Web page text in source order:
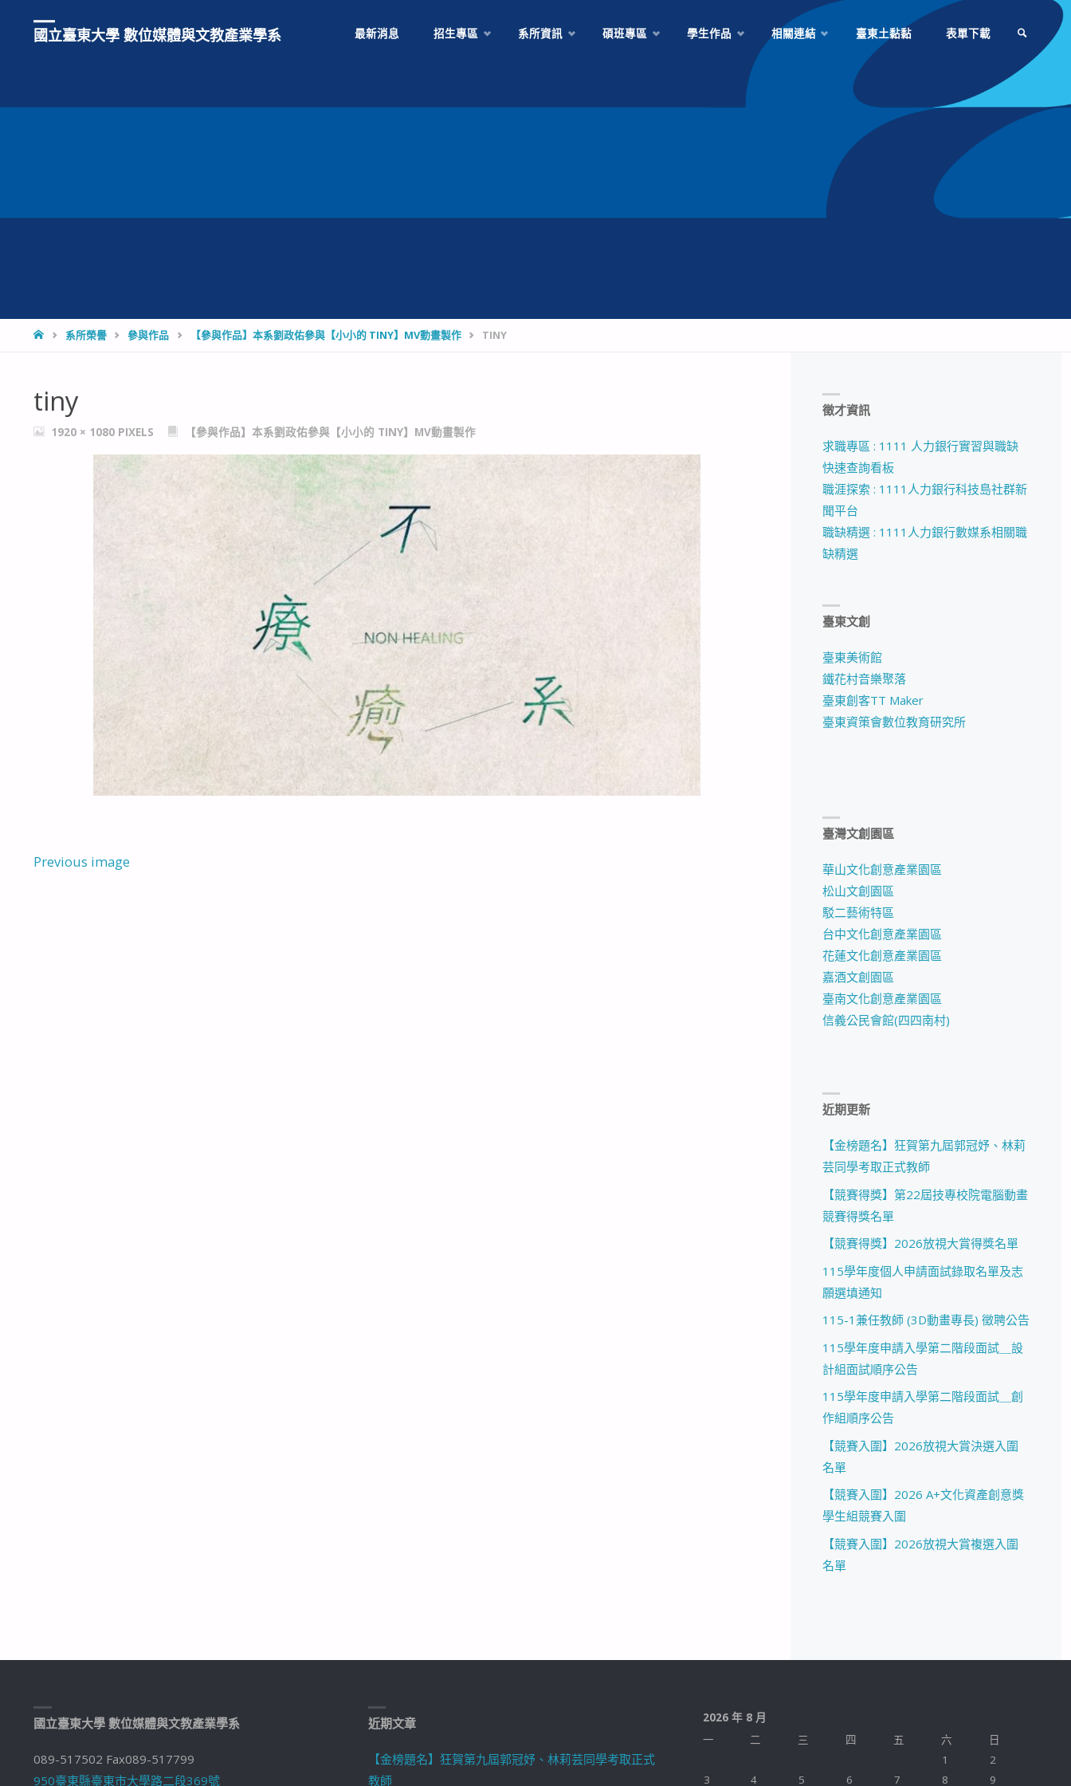
國立臺東大學 數位媒體與文教產業學系 最新消息 招生專區 系所資訊 碩班專區 學生作品 相關連結 臺東土黏黏 表單下載
HOME系所榮譽 參與作品 【參與作品】本系劉政佑參與【小小的 TINY】MV動畫製作 TINY
tiny
FULL1920 × 1080 PIXELS 【參與作品】本系劉政佑參與【小小的 TINY】MV動畫製作
Previous image
徵才資訊
求職專區 : 1111 人力銀行實習與職缺
快速查詢看板
職涯探索 : 1111人力銀行科技島社群新
聞平台
職缺精選 : 1111人力銀行數媒系相關職
缺精選
臺東文創
臺東美術館
鐵花村音樂聚落
臺東創客TT Maker
臺東資策會數位教育研究所
臺灣文創園區
華山文化創意產業園區
松山文創園區
駁二藝術特區
台中文化創意產業園區
花蓮文化創意產業園區
嘉酒文創園區
臺南文化創意產業園區
信義公民會館(四四南村)
近期更新
【金榜題名】狂賀第九屆郭冠妤、林莉
芸同學考取正式教師
【競賽得獎】第22屆技專校院電腦動畫
競賽得獎名單
【競賽得獎】2026放視大賞得獎名單
115學年度個人申請面試錄取名單及志
願選填通知
115-1兼任教師 (3D動畫專長) 徵聘公告
115學年度申請入學第二階段面試＿設
計組面試順序公告
115學年度申請入學第二階段面試＿創
作組順序公告
【競賽入圍】2026放視大賞決選入圍
名單
【競賽入圍】2026 A+文化資產創意獎
學生組競賽入圍
【競賽入圍】2026放視大賞複選入圍
名單
國立臺東大學 數位媒體與文教產業學系
089-517502 Fax089-517799
950臺東縣臺東市大學路二段369號
近期文章
【金榜題名】狂賀第九屆郭冠妤、林莉芸同學考取正式
教師
2026 年 8 月
一
二 三 四 五 六
日
1
2
3
4 5 6 7 8 9